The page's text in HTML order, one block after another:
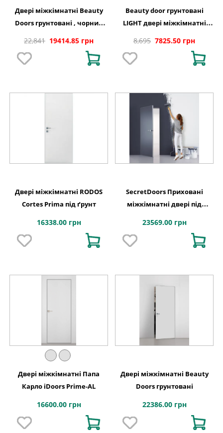
Двері міжкімнатні Beauty
Doors грунтовані , чорний
22,841 19414.85 грн
Beauty door грунтовані
LIGHT двері міжкімнатні
8,695 7825.50 грн
Двері міжкімнатні RODOS
Cortes Prima під ґрунт
16338.00 грн
SecretDoors Приховані
міжкімнатні двері під
23569.00 грн
Двері міжкімнатні Папа
Карло iDoors Prime-AL
16600.00 грн
Двері міжкімнатні Beauty
Doors грунтовані
22386.00 грн